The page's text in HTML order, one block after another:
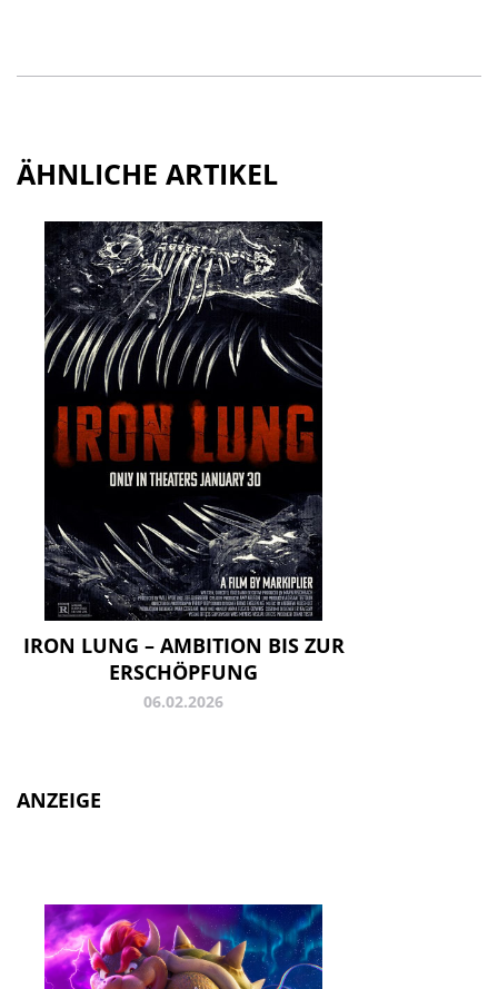
ÄHNLICHE ARTIKEL
IRON LUNG – AMBITION BIS ZUR
ERSCHÖPFUNG
06.02.2026
ANZEIGE